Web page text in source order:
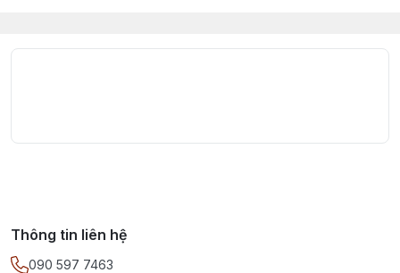
Thông tin liên hệ
090 597 7463